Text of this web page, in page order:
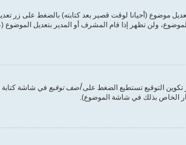
موضوع (أحيانا لوقت قصير بعد كتابته) بالضغط على
ولن تظهر إذا قام المشرف أو المدير بتعديل
التوقيع تستطيع الضغط علىأضف توقيع في شاشة كتابة
الخاص بذلك في شاشة الموضوع).